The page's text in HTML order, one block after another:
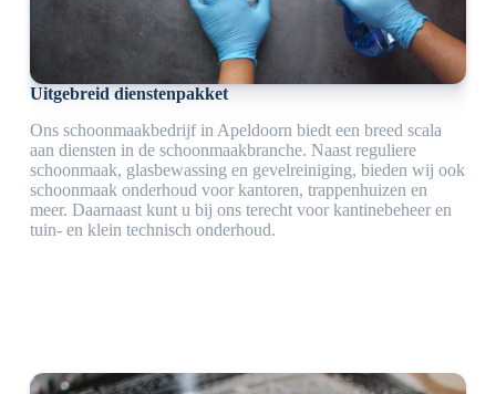
Uitgebreid dienstenpakket
Ons schoonmaakbedrijf in Apeldoorn biedt een breed scala
aan diensten in de schoonmaakbranche. Naast reguliere
schoonmaak, glasbewassing en gevelreiniging, bieden wij ook
schoonmaak onderhoud voor kantoren, trappenhuizen en
meer. Daarnaast kunt u bij ons terecht voor kantinebeheer en
tuin- en klein technisch onderhoud.